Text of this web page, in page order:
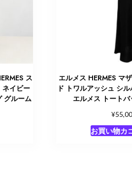
ス
ネイビー
グルーム
エルメス HERMES マ
ド トワルアッシュ シ
エルメス トート
¥
お買い物カ